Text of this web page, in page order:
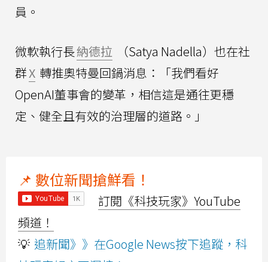
員。
微軟執行長納德拉
（Satya Nadella）也在社
群X 轉推奧特曼回鍋消息：「我們看好
OpenAI董事會的變革，相信這是通往更穩
定、健全且有效的治理層的道路。」
📌 數位新聞搶鮮看！
訂閱《科技玩家》YouTube
頻道！
💡 追新聞》》在Google News按下追蹤，科